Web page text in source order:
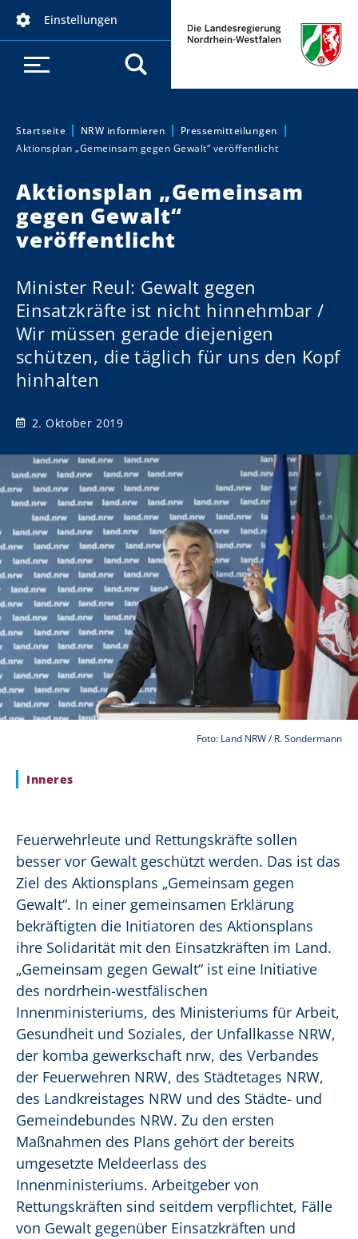
Einstellungen
Sie sind hier:
Startseite NRW informieren
Pressemitteilungen
Aktionsplan „Gemeinsam gegen Gewalt“ veröffentlicht
Aktionsplan „Gemeinsam
gegen Gewalt“
veröffentlicht
Minister Reul: Gewalt gegen
Einsatzkräfte ist nicht hinnehmbar /
Wir müssen gerade diejenigen
schützen, die täglich für uns den Kopf
hinhalten
2. Oktober 2019
Foto: Land NRW / R. Sondermann
Inneres
Feuerwehrleute und Rettungskräfte sollen
besser vor Gewalt geschützt werden. Das ist das
Ziel des Aktionsplans „Gemeinsam gegen
Gewalt“. In einer gemeinsamen Erklärung
bekräftigten die Initiatoren des Aktionsplans
ihre Solidarität mit den Einsatzkräften im Land.
„Gemeinsam gegen Gewalt“ ist eine Initiative
des nordrhein-westfälischen
Innenministeriums, des Ministeriums für Arbeit,
Gesundheit und Soziales, der Unfallkasse NRW,
der komba gewerkschaft nrw, des Verbandes
der Feuerwehren NRW, des Städtetages NRW,
des Landkreistages NRW und des Städte- und
Gemeindebundes NRW. Zu den ersten
Maßnahmen des Plans gehört der bereits
umgesetzte Meldeerlass des
Innenministeriums. Arbeitgeber von
Rettungskräften sind seitdem verpflichtet, Fälle
von Gewalt gegenüber Einsatzkräften und